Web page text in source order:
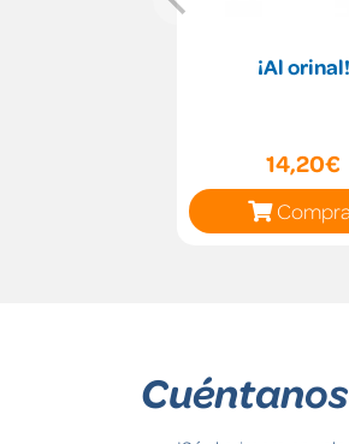
¡Al orinal!
14,20€